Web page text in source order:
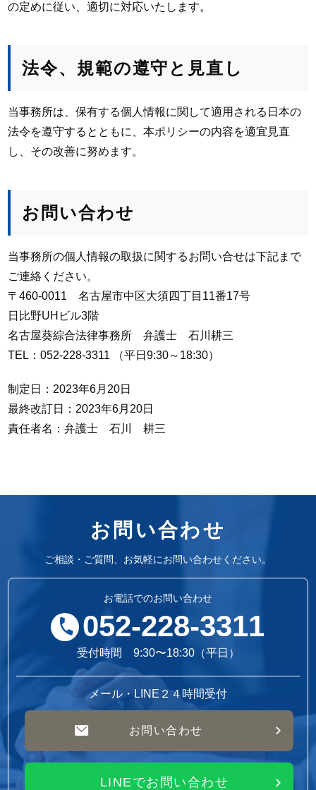
の定めに従い、適切に対応いたします。
法令、規範の遵守と見直し
当事務所は、保有する個人情報に関して適用される日本の
法令を遵守するとともに、本ポリシーの内容を適宜見直
し、その改善に努めます。
お問い合わせ
当事務所の個人情報の取扱に関するお問い合せは下記まで
ご連絡ください。
〒460-0011 名古屋市中区大須四丁目11番17号
日比野UHビル3階
名古屋葵綜合法律事務所 弁護士 石川耕三
TEL：052-228-3311 （平日9:30～18:30）
制定日：2023年6月20日
最終改訂日：2023年6月20日
責任者名：弁護士 石川 耕三
お問い合わせ
ご相談・ご質問、お気軽にお問い合わせください。
お電話でのお問い合わせ
052-228-3311
受付時間 9:30〜18:30（平日）
メール・LINE２４時間受付
お問い合わせ
LINEでお問い合わせ